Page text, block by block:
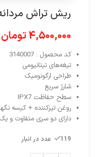
ریش تراش مردانه
4,500,000تومان
کد محصول : 3140007
تیغه‌های تیتانیومی
طراحی ارگونومیک
شارژ سریع
سطح حفاظت IPX7
روغن تیزکننده + کیسه
دارای دو سری متفاوت و
119 عدد در انبار